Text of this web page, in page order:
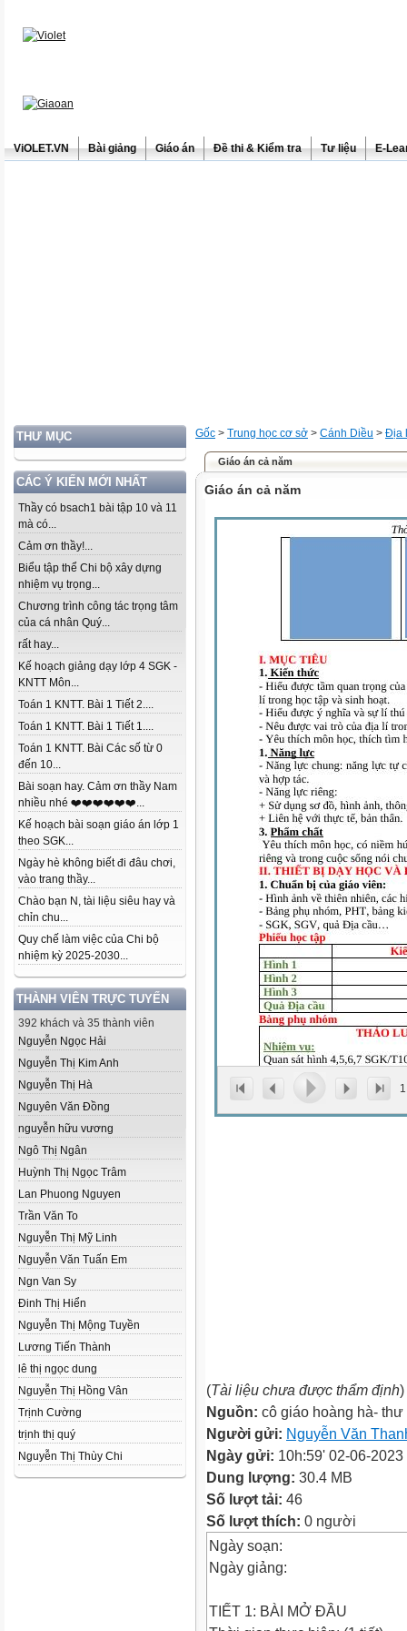
ViOLET.VN Bài giảng Giáo án Đề thi & Kiểm tra Tư liệu E-
THƯ MỤC
CÁC Ý KIẾN MỚI NHẤT
Thầy có bsach1 bài tập 10 và 11
mà có...
Cảm ơn thầy!...
Biểu tập thể Chi bộ xây dựng
nhiệm vụ trọng...
Chương trình công tác trọng tâm
của cá nhân Quý...
rất hay...
Kế hoạch giảng dạy lớp 4 SGK -
KNTT Môn...
Toán 1 KNTT. Bài 1 Tiết 2....
Toán 1 KNTT. Bài 1 Tiết 1....
Toán 1 KNTT. Bài Các số từ 0
đến 10...
Bài soạn hay. Cảm ơn thầy Nam
nhiều nhé ❤️❤️❤️❤️❤️❤️...
Kế hoạch bài soạn giáo án lớp 1
theo SGK...
Ngày hè không biết đi đâu chơi,
vào trang thầy...
Chào bạn N, tài liệu siêu hay và
chỉn chu...
Quy chế làm việc của Chi bộ
nhiệm kỳ 2025-2030...
THÀNH VIÊN TRỰC TUYẾN
392 khách và 35 thành viên
Nguyễn Ngọc Hải
Nguyễn Thị Kim Anh
Nguyễn Thị Hà
Nguyên Văn Đồng
nguyễn hữu vương
Ngô Thị Ngân
Huỳnh Thị Ngọc Trâm
Lan Phuong Nguyen
Trần Văn To
Nguyễn Thị Mỹ Linh
Nguyễn Văn Tuấn Em
Ngn Van Sy
Đinh Thị Hiển
Nguyễn Thị Mộng Tuyền
Lương Tiến Thành
lê thị ngọc dung
Nguyễn Thị Hồng Vân
Trịnh Cường
trịnh thị quý
Nguyễn Thị Thùy Chi
Gốc > Trung học cơ sở > Cánh Diều > Địa
Giáo án cả năm
Giáo án cả năm
1
(Tài liệu chưa được thẩm định)
Nguồn: cô giáo hoàng hà- thư
Người gửi: Nguyễn Văn
Ngày gửi: 10h:59' 02-06-2023
Dung lượng: 30.4 MB
Số lượt tải: 46
Số lượt thích: 0 người
Ngày soạn:
Ngày giảng:
TIẾT 1: BÀI MỞ ĐẦU